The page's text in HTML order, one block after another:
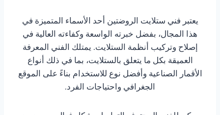
يعتبر فني ستلايت الروضتين أحد الأسماء المتميزة في
هذا المجال، بفضل خبرته الواسعة وكفاءته العالية في
إصلاح وتركيب أنظمة الستلايت. يمتلك الفني المعرفة
العميقة بكل ما يتعلق بالستلايت، بما في ذلك أنواع
الأقمار الصناعية وأفضل نوع للاستخدام بناءً على الموقع
الجغرافي واحتياجات الفرد.